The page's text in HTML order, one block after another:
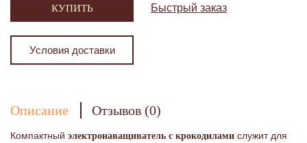
КУПИТЬ Быстрый заказ
Условия доставки
Описание Отзывов (0)
Компактный электронаващиватель с крокодилами служит для